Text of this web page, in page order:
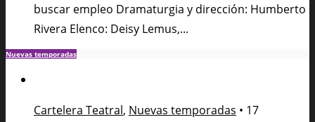
buscar empleo Dramaturgia y dirección: Humberto
Rivera Elenco: Deisy Lemus,...
Nuevas temporadas
Cartelera Teatral, Nuevas temporadas • 17